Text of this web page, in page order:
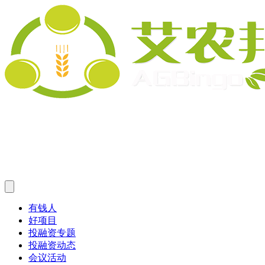
有钱人
好项目
投融资专题
投融资动态
会议活动